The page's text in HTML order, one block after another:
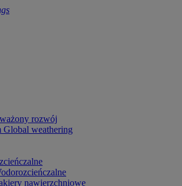
rozwój
Global weathering
nawierzchniowe